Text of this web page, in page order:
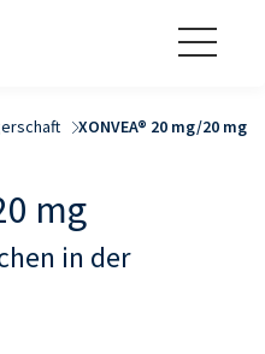
XONVEA® 20 mg/20 mg
mg
in der